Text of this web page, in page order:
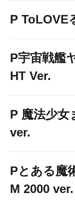
P ToLOVE
P宇宙戦艦
HT Ver.
P 魔法少
ver.
Pとある魔
M 2000 ver.